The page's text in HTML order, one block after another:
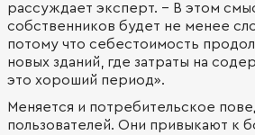
рассуждает эксперт. - В этом
собственников будет не менее
потому что себестоимость
новых зданий, где затраты на
это хороший период».
Меняется и потребительское
пользователей. Они привыкают к